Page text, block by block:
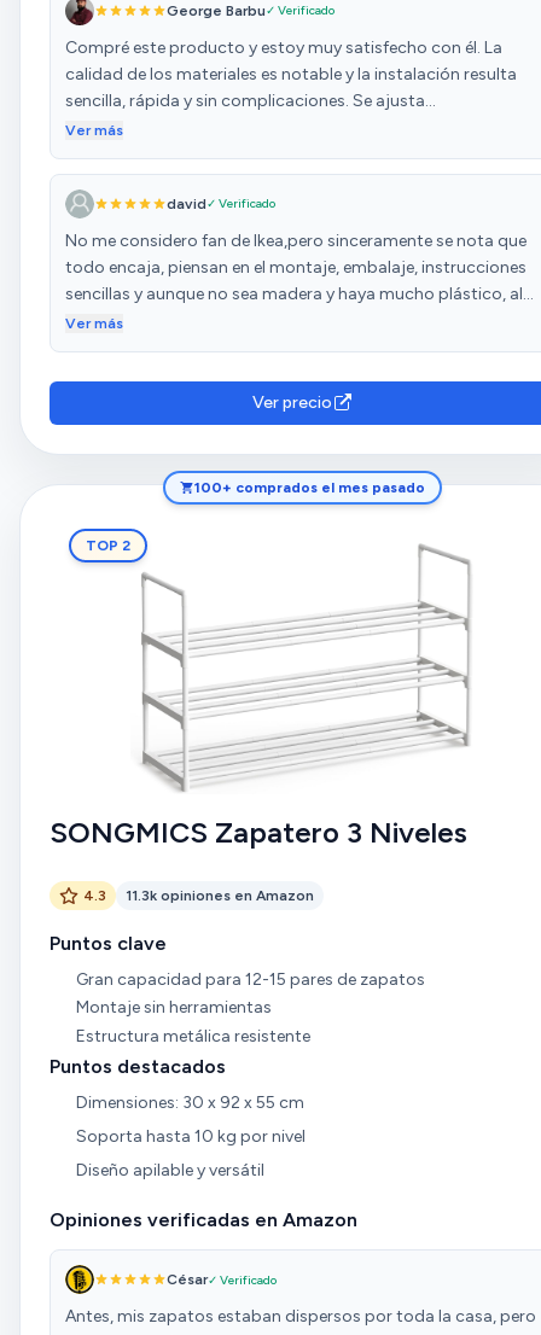
George Barbu✓ Verificado
Compré este producto y estoy muy satisfecho con él. La
calidad de los materiales es notable y la instalación resulta
sencilla, rápida y sin complicaciones. Se ajusta
perfectamente a lo esperado y cumple su función
para su uso.
Ver más
david✓ Verificado
No me considero fan de Ikea,pero sinceramente se nota que
todo encaja, piensan en el montaje, embalaje, instrucciones
sencillas y aunque no sea madera y haya mucho plástico, al
final me convertí.....pues hasta aquí...Este zapatero es
chulo..en serio muy reconendable
Ver más
Ver precio
100+ comprados el mes pasado
TOP 2
SONGMICS Zapatero 3 Niveles
4.3 11.3k opiniones en Amazon
Puntos clave
Gran capacidad para 12-15 pares de zapatos
Montaje sin herramientas
Estructura metálica resistente
Puntos destacados
Dimensiones: 30 x 92 x 55 cm
Soporta hasta 10 kg por nivel
Diseño apilable y versátil
Opiniones verificadas en Amazon
César✓ Verificado
Antes, mis zapatos estaban dispersos por toda la casa, pero